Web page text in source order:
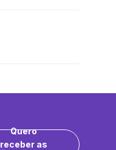
Quero
receber as